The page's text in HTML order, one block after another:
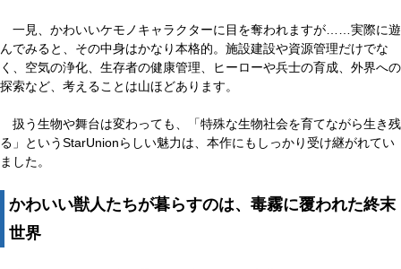
一見、かわいいケモノキャラクターに目を奪われますが……実際に遊
んでみると、その中身はかなり本格的。施設建設や資源管理だけでな
く、空気の浄化、生存者の健康管理、ヒーローや兵士の育成、外界への
探索など、考えることは山ほどあります。
扱う生物や舞台は変わっても、「特殊な生物社会を育てながら生き残
る」というStarUnionらしい魅力は、本作にもしっかり受け継がれてい
ました。
かわいい獣人たちが暮らすのは、毒霧に覆われた終末
世界